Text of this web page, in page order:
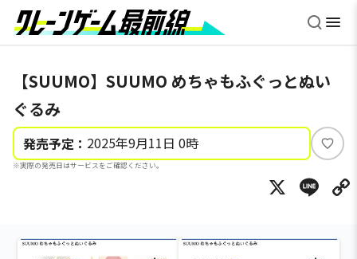
【SUUMO】SUUMO めちゃもふぐっとぬい
ぐるみ
発売予定： 2025年9月11日 0時
※実際の発売日はサービスをご確認ください。
い
ね
X